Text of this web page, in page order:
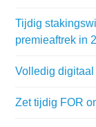
Tijdig
premieaftrek in
Volledig
Zet tijdig FOR